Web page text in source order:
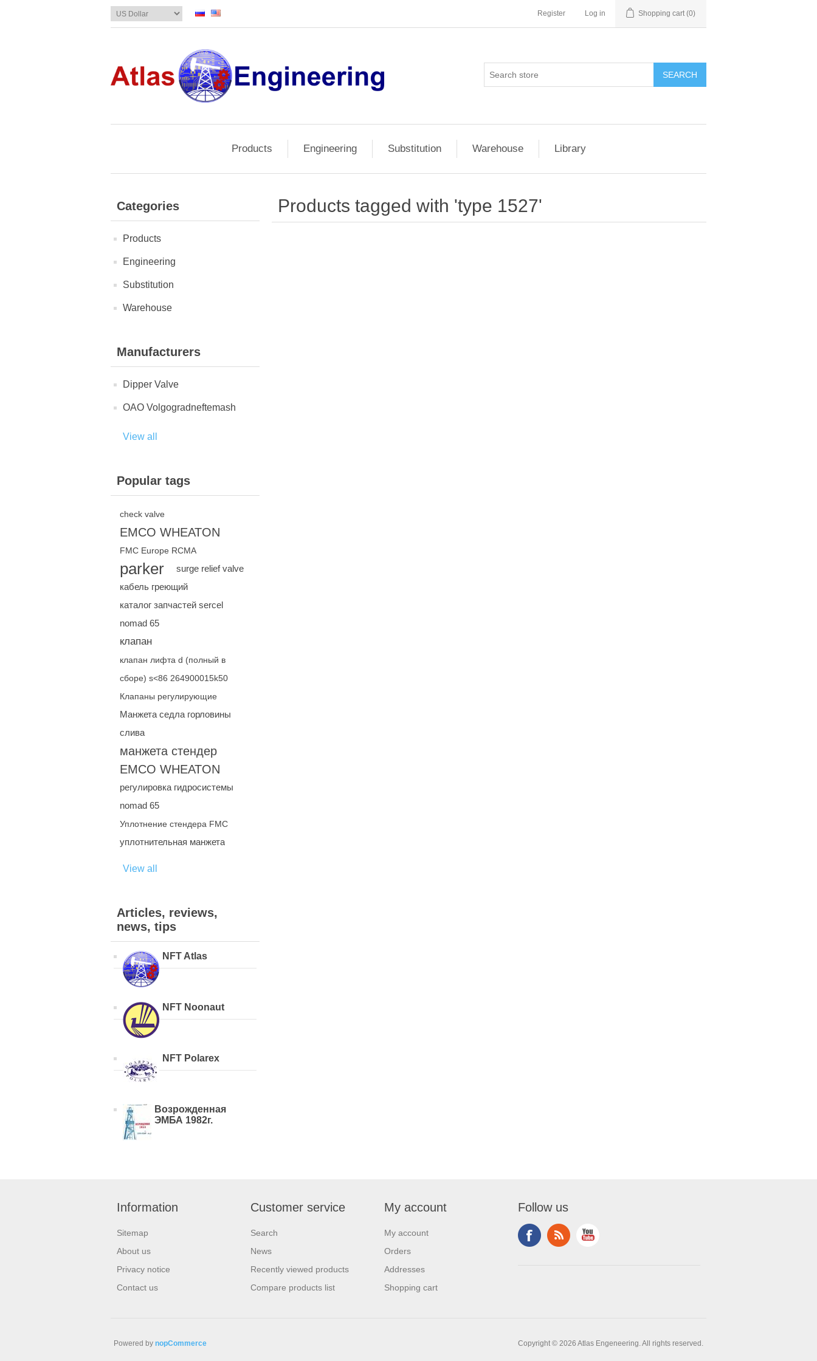
Register Log in Shopping cart (0)
Products Engineering Substitution Warehouse Library
Categories
Products
Engineering
Substitution
Warehouse
Manufacturers
Dipper Valve
OAO Volgogradneftemash
View all
Popular tags
check valve
EMCO WHEATON
FMC Europe RCMA
parker
surge relief valve
кабель греющий
каталог запчастей sercel
nomad 65
клапан
клапан лифта d (полный в
сборе) s<86 264900015k50
Клапаны регулирующие
Манжета седла горловины
слива
манжета стендер
EMCO WHEATON
регулировка гидросистемы
nomad 65
Уплотнение стендера FMC
уплотнительная манжета
View all
Articles, reviews,
news, tips
NFT Atlas
NFT Noonaut
NFT Polarex
Возрожденная
ЭМБА 1982г.
Products tagged with 'type 1527'
Information
Sitemap
About us
Privacy notice
Contact us
Customer service
Search
News
Recently viewed products
Compare products list
My account
My account
Orders
Addresses
Shopping cart
Follow us
Copyright © 2026 Atlas Engeneering. All rights reserved.
Powered by nopCommerce